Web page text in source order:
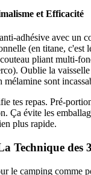
et Efficacité
adhésive avec un
(en titane, c'est
pliant multi-
Oublie la
mélamine sont
tes repas. Pré-
Ça évite les
plus rapide.
Technique des
le camping comme